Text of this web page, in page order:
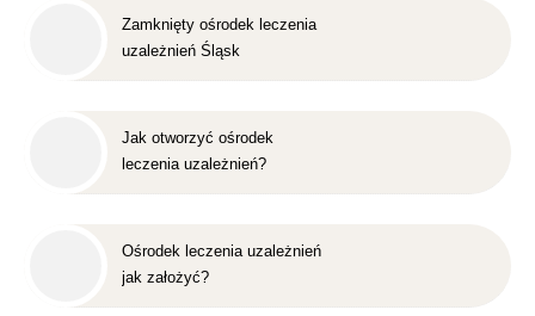
Zamknięty ośrodek leczenia
uzależnień Śląsk
Jak otworzyć ośrodek
leczenia uzależnień?
Ośrodek leczenia uzależnień
jak założyć?